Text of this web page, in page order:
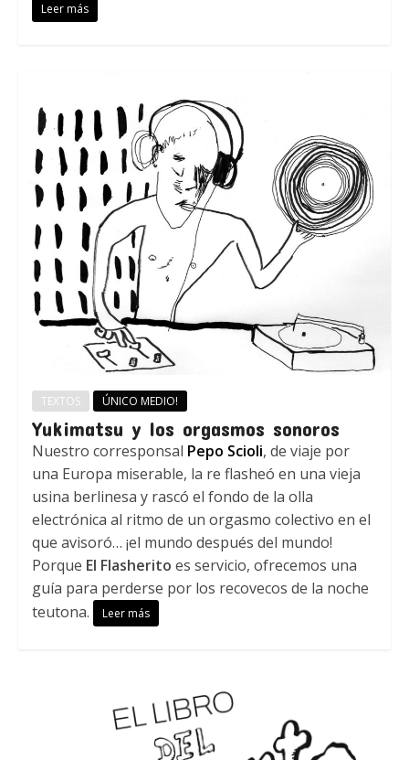
Leer más
TEXTOS ÚNICO MEDIO!
Yukimatsu y los orgasmos sonoros
Nuestro corresponsal Pepo Scioli, de viaje por
una Europa miserable, la re flasheó en una vieja
usina berlinesa y rascó el fondo de la olla
electrónica al ritmo de un orgasmo colectivo en el
que avisoró… ¡el mundo después del mundo!
Porque El Flasherito es servicio, ofrecemos una
guía para perderse por los recovecos de la noche
teutona.
Leer más